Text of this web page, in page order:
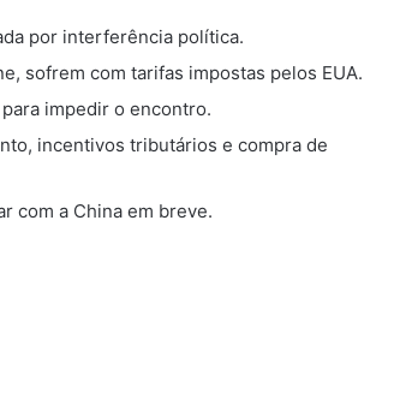
por interferência política.
sofrem com tarifas impostas pelos EUA.
impedir o encontro.
incentivos tributários e compra de
com a China em breve.